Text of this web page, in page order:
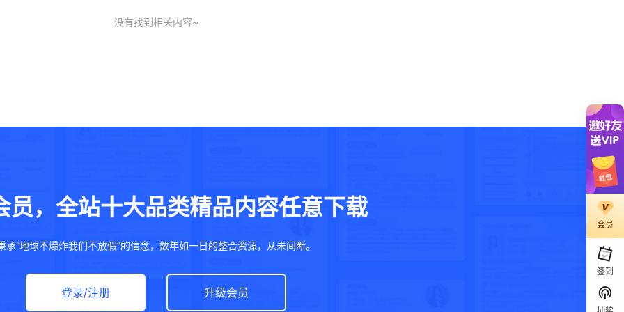
没有找到相关内容~
员，全站十大品类精品内容任意下载
承“地球不爆炸我们不放假”的信念，数年如一日的整合资源，从未间断。
登录/注册 升级会员
会员
签到